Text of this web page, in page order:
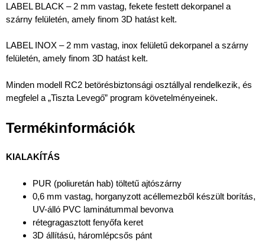
LABEL BLACK – 2 mm vastag, fekete festett dekorpanel a
szárny felületén, amely finom 3D hatást kelt.
LABEL INOX – 2 mm vastag, inox felületű dekorpanel a szárny
felületén, amely finom 3D hatást kelt.
Minden modell RC2 betörésbiztonsági osztállyal rendelkezik, és
megfelel a „Tiszta Levegő” program követelményeinek.
Termékinformációk
KIALAKÍTÁS
PUR (poliuretán hab) töltetű ajtószárny
0,6 mm vastag, horganyzott acéllemezből készült borítás,
UV-álló PVC laminátummal bevonva
rétegragasztott fenyőfa keret
3D állítású, háromlépcsős pánt